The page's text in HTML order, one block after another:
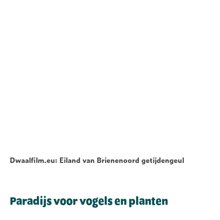
URLDwaalfilm.eu: Eiland van Brienenoord getijdengeul
Paradijs voor vogels en planten